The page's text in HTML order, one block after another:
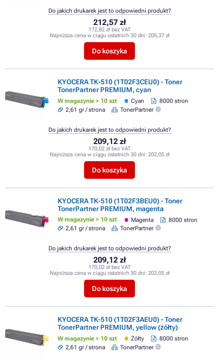
212,57 zł
172,82 zł bez VAT
Najniższa cena w ciągu ostatnich 30 dni: 205,37 zł
Do koszyka
Do jakich drukarek jest to odpowiedni produkt?
KYOCERA TK-510 (1T02F3CEU0) - Toner
TonerPartner PREMIUM, cyan
W magazynie > 10 szt Cyan
8000 stron
2,61 gr / strona
TonerPartner
209,12 zł
170,02 zł bez VAT
Najniższa cena w ciągu ostatnich 30 dni: 202,05 zł
Do koszyka
Do jakich drukarek jest to odpowiedni produkt?
KYOCERA TK-510 (1T02F3BEU0) - Toner
TonerPartner PREMIUM, magenta
W magazynie > 10 szt Magenta
8000 stron
2,61 gr / strona
TonerPartner
209,12 zł
170,02 zł bez VAT
Najniższa cena w ciągu ostatnich 30 dni: 202,05 zł
Do koszyka
Do jakich drukarek jest to odpowiedni produkt?
KYOCERA TK-510 (1T02F3AEU0) - Toner
TonerPartner PREMIUM, yellow (żółty)
W magazynie > 10 szt Żółty
8000 stron
2,61 gr / strona
TonerPartner